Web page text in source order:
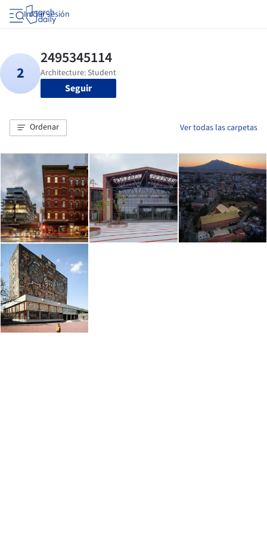
Iniciar sesión
Seguir
Ordenar Ver todas las carpetas